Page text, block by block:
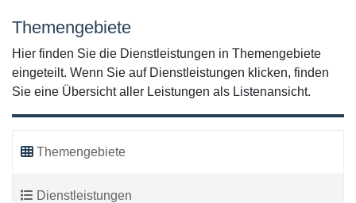
Themengebiete
Hier finden Sie die Dienstleistungen in Themengebiete
eingeteilt. Wenn Sie auf Dienstleistungen klicken, finden
Sie eine Übersicht aller Leistungen als Listenansicht.
Themengebiete
Dienstleistungen